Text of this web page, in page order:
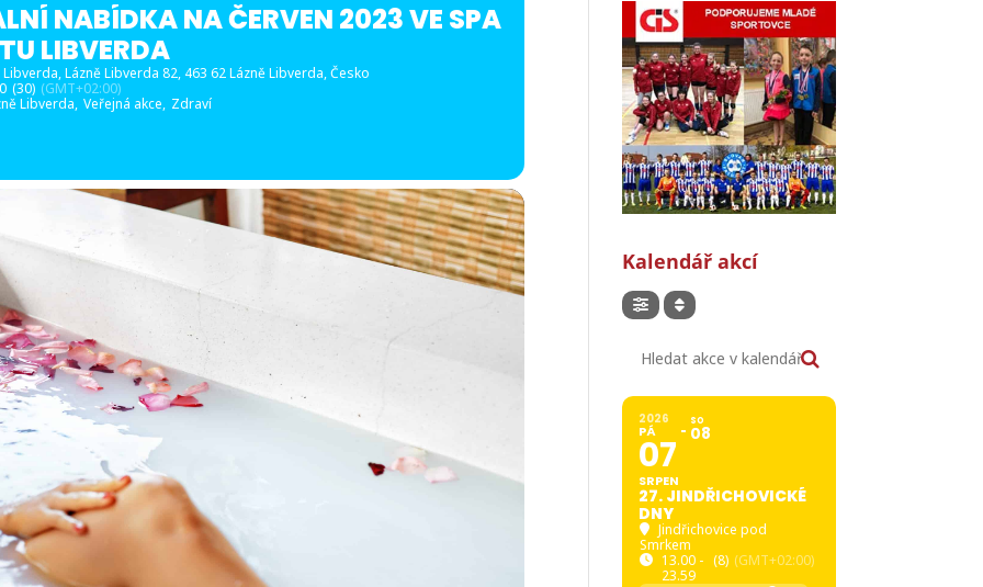
NABÍDKA NA ČERVEN 2023 VE SPA
LIBVERDA
Libverda, Lázně Libverda 82, 463 62 Lázně Libverda, Česko
(30) (GMT+02:00)
Libverda, Veřejná akce, Zdraví
Kalendář akcí
2026
PÁ
07
SRPEN
SO
08
27. JINDŘICHOVICKÉ
DNY
Jindřichovice pod
Smrkem
13.00 -
23.59
(8) (GMT+02:00)